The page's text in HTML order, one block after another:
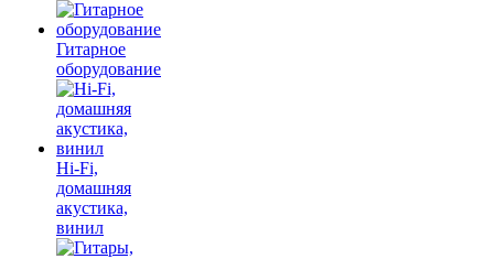
Гитарное
оборудование
Hi-Fi,
домашняя
акустика,
винил